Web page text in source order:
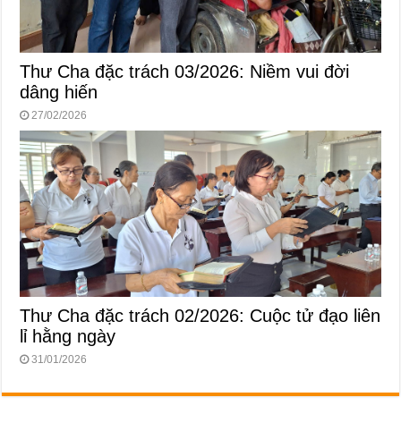
Thư Cha đặc trách 03/2026: Niềm vui đời
dâng hiến
27/02/2026
Thư Cha đặc trách 02/2026: Cuộc tử đạo liên
lỉ hằng ngày
31/01/2026